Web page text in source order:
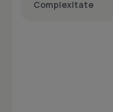
Complexitate